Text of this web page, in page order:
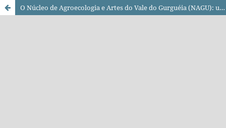
O Núcleo de Agroecologia e Artes do Vale do Gurguéia (NAGU): uma práxis cultural em defesa da vida